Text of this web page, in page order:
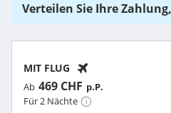
Verteilen Sie Ihre
MIT FLUG
Ab 469 CHF p.P.
Für 2 Nächte